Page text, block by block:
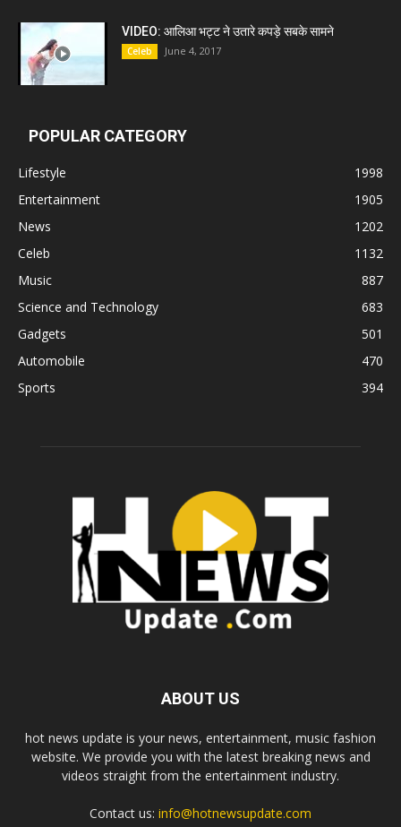
VIDEO: आलिआ भट्ट ने उतारे कपड़े सबके सामने
Celeb June 4, 2017
POPULAR CATEGORY
Lifestyle
1998
Entertainment
1905
News
1202
Celeb
1132
Music
887
Science and Technology
683
Gadgets
501
Automobile
470
Sports
394
ABOUT US
hot news update is your news, entertainment, music fashion
website. We provide you with the latest breaking news and
videos straight from the entertainment industry.
Contact us: info@hotnewsupdate.com